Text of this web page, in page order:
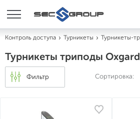
Контроль доступа Турникеты Турникеты-
Турникеты триподы Oxgard
Фильтр Сортировка: